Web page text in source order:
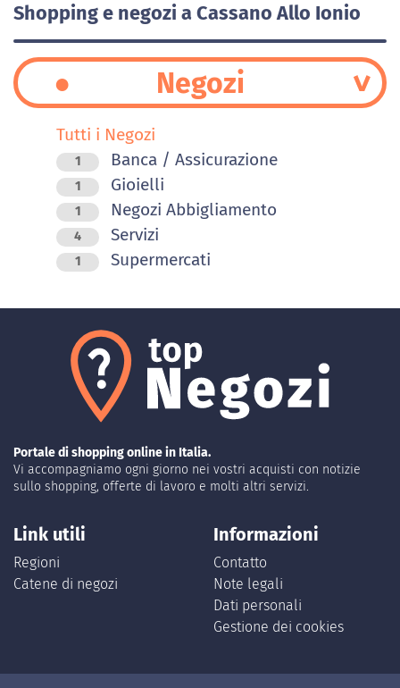
Shopping e negozi a Cassano Allo Ionio
Negozi
Tutti i Negozi
1 Banca / Assicurazione
1 Gioielli
1 Negozi Abbigliamento
4 Servizi
1 Supermercati
Portale di shopping online in Italia.
Vi accompagniamo ogni giorno nei vostri acquisti con notizie
sullo shopping, offerte di lavoro e molti altri servizi.
Link utili
Regioni
Catene di negozi
Informazioni
Contatto
Note legali
Dati personali
Gestione dei cookies